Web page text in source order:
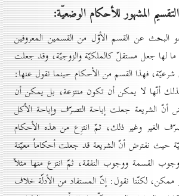
المشهور للأحكام الوضعيّة:
البحث عن القسم الأوّل من القسمين المعروفين
لها جعل مستقلّ كالملكيّة والزوجيّة، وقد جعلت
فهذا القسم من الأحكام حينما نقول عنها:
أنّها لا يمكن أن تكون منتزعة، بل يمكن أن
أنّ الشريعة جعلت إباحة التصرّف وإباحة الأكل
الغير وغير ذلك، ثمّ انتزِع من هذه الأحكام
حيث نفترض أنّ الشريعة قد جعلت أحكاماً معيّنة
القسمة ووجوب النفقة، ثمّ انتزع منها مثلاً
ممكن، لكنّنا نقول: إنّ المستفاد من الأدلّة خلاف